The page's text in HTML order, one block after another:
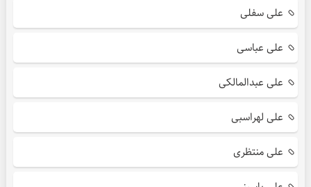
علی سفلی
علی عباسی
علی عبدالمالکی
علی لهراسبی
علی منتظری